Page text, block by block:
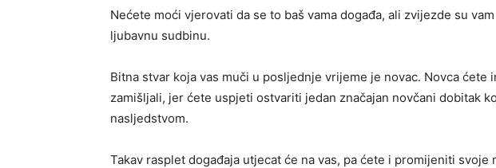
Nećete moći vjerovati da se to baš vama događa, ali zvijezde su
ljubavnu sudbinu.
Bitna stvar koja vas muči u posljednje vrijeme je novac. Novca ćete
zamišljali, jer ćete uspjeti ostvariti jedan značajan novčani dobitak
nasljedstvom.
Takav rasplet događaja utjecat će na vas, pa ćete i promijeniti svoje